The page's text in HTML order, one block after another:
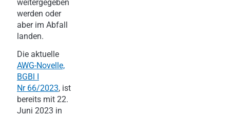
weitergegeben
werden oder
aber im Abfall
landen.
Die aktuelle
AWG-Novelle,
BGBl I
Nr 66/2023, ist
bereits mit 22.
Juni 2023 in